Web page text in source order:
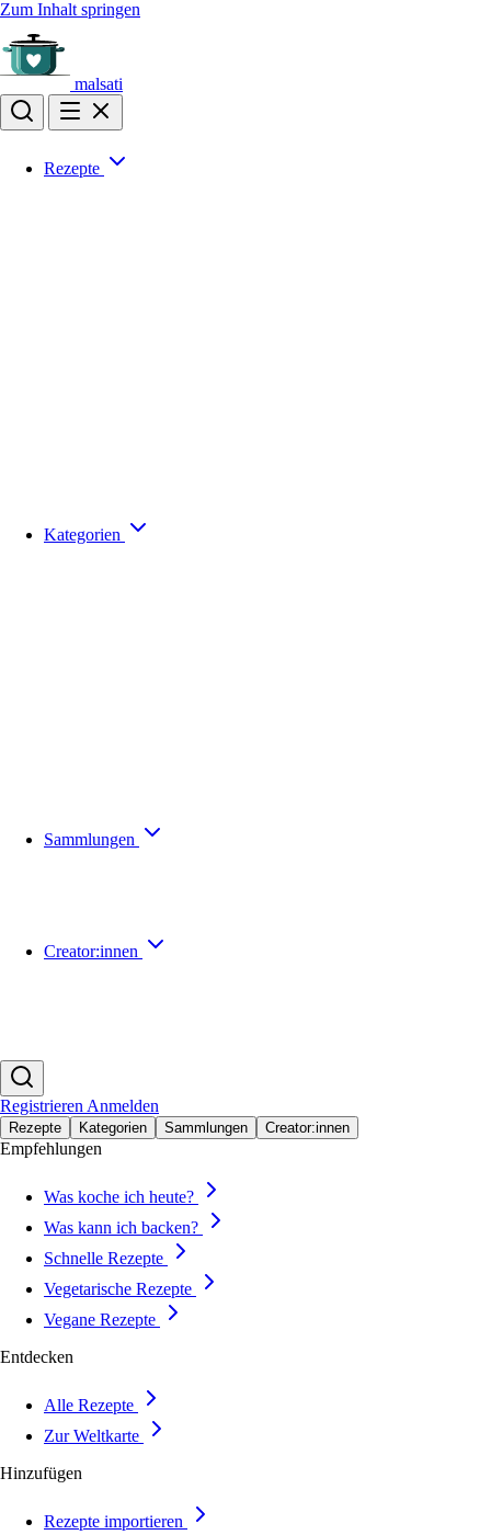
Zum Inhalt springen
malsati
Rezepte
Kategorien
Sammlungen
Creator:innen
Registrieren Anmelden
Rezepte Kategorien Sammlungen Creator:innen
Empfehlungen
Was koche ich heute?
Was kann ich backen?
Schnelle Rezepte
Vegetarische Rezepte
Vegane Rezepte
Entdecken
Alle Rezepte
Zur Weltkarte
Hinzufügen
Rezepte importieren